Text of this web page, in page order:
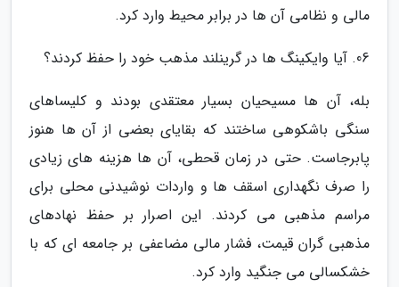
مالی و نظامی آن ها در برابر محیط وارد کرد.
06. آیا وایکینگ ها در گرینلند مذهب خود را حفظ کردند؟
بله، آن ها مسیحیان بسیار معتقدی بودند و کلیساهای
سنگی باشکوهی ساختند که بقایای بعضی از آن ها هنوز
پابرجاست. حتی در زمان قحطی، آن ها هزینه های زیادی
را صرف نگهداری اسقف ها و واردات نوشیدنی محلی برای
مراسم مذهبی می کردند. این اصرار بر حفظ نهادهای
مذهبی گران قیمت، فشار مالی مضاعفی بر جامعه ای که با
خشکسالی می جنگید وارد کرد.